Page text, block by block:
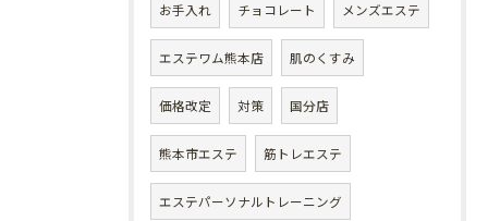
お手入れ チョコレート メンズエステ
エステワム熊本店 肌のくすみ
価格改定 対策 国分店
熊本市エステ 筋トレエステ
エステパーソナルトレーニング